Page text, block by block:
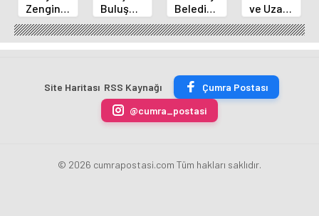
Zengin
Mutfağı
GastroFest'te
Tanıtılacak
Buluşma
Noktası
Talha
Bayrakçı
Yükseliyor
Belediye
Başkanı
Kılca
Yeni
Açıkladı
ve Uzay
Yaz
Kursu
Başladı
Site Haritası RSS Kaynağı
Çumra Postası
@cumra_postasi
© 2026 cumrapostasi.com Tüm hakları saklıdır.